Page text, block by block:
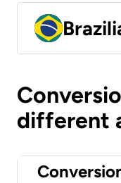
different